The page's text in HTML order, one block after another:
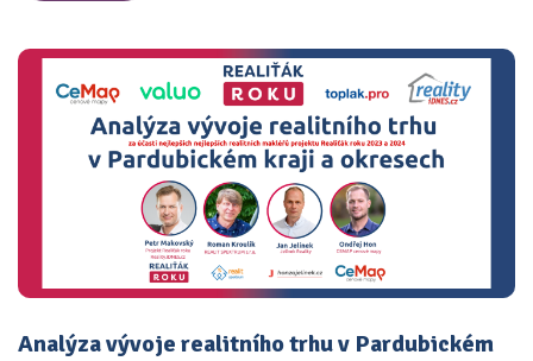
Analýza vývoje realitního trhu v Pardubickém